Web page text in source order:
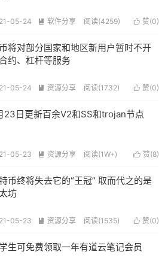
 赞(0)
05-24  软件分享 阅读(4259)
将对部分国家和地区新用户暂时不开
约、杠杆等服务
 赞(0)
05-24  资源分享 阅读(1732)
23日更新百余V2和SS和trojan节点
 赞(8)
05-23  资源分享 阅读(1W+)
币终将失去它的“王冠” 取而代之的是
坊
 赞(0)
05-23  资源分享 阅读(1535)
生可免费领取一年有道云笔记会员